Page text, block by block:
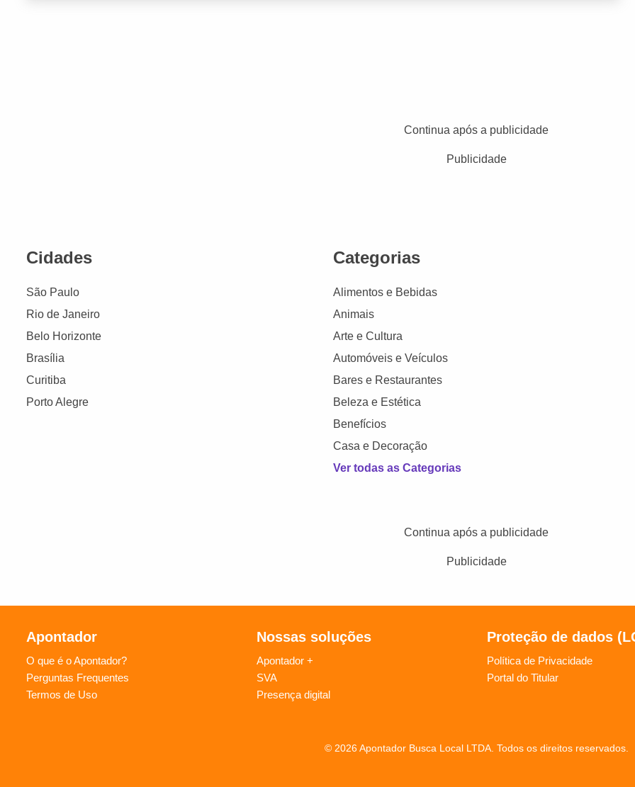
Continua após a publicidade
Publicidade
Cidades
São Paulo
Rio de Janeiro
Belo Horizonte
Brasília
Curitiba
Porto Alegre
Categorias
Alimentos e Bebidas
Animais
Arte e Cultura
Automóveis e Veículos
Bares e Restaurantes
Beleza e Estética
Benefícios
Casa e Decoração
Ver todas as Categorias
Continua após a publicidade
Publicidade
Apontador
O que é o Apontador?
Perguntas Frequentes
Termos de Uso
Nossas soluções
Apontador +
SVA
Presença digital
Proteção de dados
Política de Privacidade
Portal do Titular
© 2026 Apontador Busca Local LTDA. Todos os direitos reservados.